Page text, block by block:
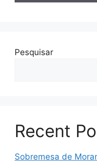
Pesquisar
Recent
Sobremesa de